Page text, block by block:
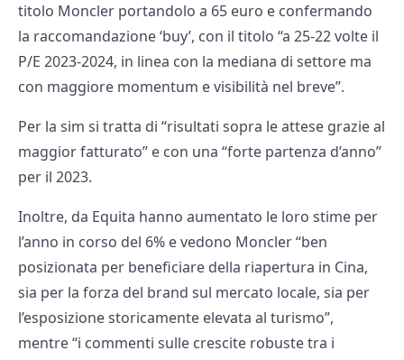
titolo Moncler portandolo a 65 euro e confermando
la raccomandazione ‘buy’, con il titolo “a 25-22 volte il
P/E 2023-2024, in linea con la mediana di settore ma
con maggiore momentum e visibilità nel breve”.
Per la sim si tratta di “risultati sopra le attese grazie al
maggior fatturato” e con una “forte partenza d’anno”
per il 2023.
Inoltre, da Equita hanno aumentato le loro stime per
l’anno in corso del 6% e vedono Moncler “ben
posizionata per beneficiare della riapertura in Cina,
sia per la forza del brand sul mercato locale, sia per
l’esposizione storicamente elevata al turismo”,
mentre “i commenti sulle crescite robuste tra i